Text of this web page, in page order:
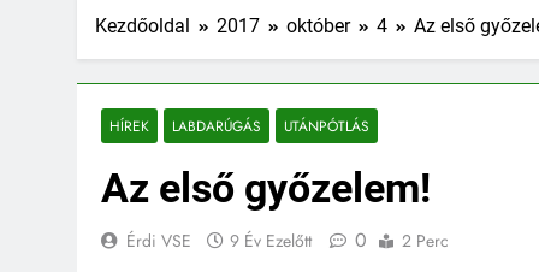
Kezdőoldal 2017 október 4 Az első
HÍREK LABDARÚGÁS UTÁNPÓTLÁS
Az első győzelem!
Érdi VSE 9 Év Ezelőtt 0 2 Perc